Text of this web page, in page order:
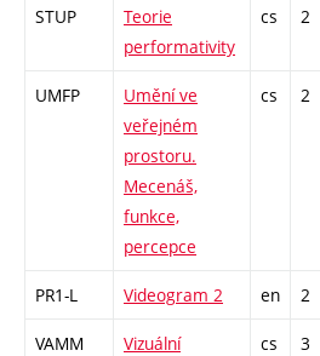
STUP
Teorie
performativity
cs 2
UMFP
Umění ve
veřejném
prostoru.
Mecenáš,
funkce,
percepce
cs 2
PR1-L Videogram 2 en 2
VAMM
Vizuální
cs 3